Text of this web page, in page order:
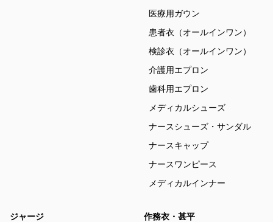
医療用ガウン
患者衣（オールインワン）
検診衣（オールインワン）
介護用エプロン
歯科用エプロン
メディカルシューズ
ナースシューズ・サンダル
ナースキャップ
ナースワンピース
メディカルインナー
ジャージ
作務衣・甚平